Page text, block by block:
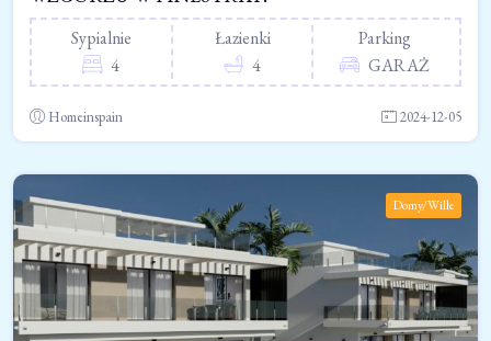
Sypialnie
4
Łazienki
4
Parking
GARAŻ
Homeinspain 2024-12-05
Domy/Wille